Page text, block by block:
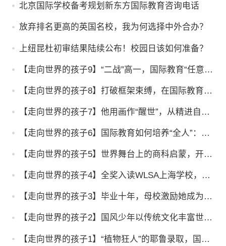
北京国际学校备考规划新东方国际教育咨询电话
放弃排名更高的英国名校，我为何选择中外合办？
上纽昆杜初审结果陆续公布！校园日该如何准备？
【走向世界的孩子9】“二战”高一，国际教育“任意
【走向世界的孩子8】打破框架束缚，在国际教育找
【走向世界的孩子7】他用画作“醒世”，从精进自己
【走向世界的孩子6】国际教育如何培养“全人”：先
【走向世界的孩子5】世界舞台上的商科启蒙，开启
【走向世界的孩子4】全奖入读WLSA上海学校，他
【走向世界的孩子3】毕业十年，母校激励她成为最
【走向世界的孩子2】国风少年以传统文化丰富世
【走向世界的孩子1】“植物狂人”的耶鲁录取，国际